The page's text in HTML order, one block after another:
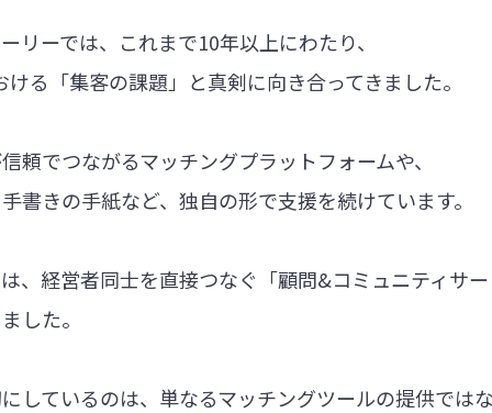
リーでは、これまで10年以上にわたり、
る「集客の課題」と真剣に向き合ってきました。
頼でつながるマッチングプラットフォームや、
書きの手紙など、独自の形で支援を続けています。
、経営者同士を直接つなぐ「顧問&コミュニティサ
した。
しているのは、単なるマッチングツールの提供では